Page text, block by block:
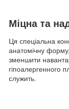
Міцна та
Ця спеціальна
анатомічну
зменшити
гіпоалергенного
служить.